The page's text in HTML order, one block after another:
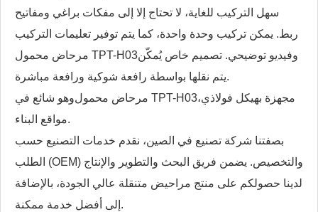
سهل التركيب للغاية، لا تحتاج إلا إلى مفكات براغي ومفاتيح
ربط. يمكن تركيب وحدة واحدة، كما يتم توفير تعليمات التركيب
وفيديو توضيحي. تصميم خاص يُمكّنمرحاض محمول TPT-H03
يتم نقلها بواسطة رافعة شوكية ورافعة مباشرة.
مجهزة بهيكل فولاذي،مرحاض محمول TPT-H03
وهو شائع في
مواقع البناء.
بصفتنا شركة تصنيع في الصين، نقدم خدمات التصنيع حسب
الطلب (OEM) والتخصيص. يضمن فريق البحث والتطوير والإنتاج
لدينا حصولكم على منتج مراحيض متنقلة عالي الجودة، بالإضافة
إلى أفضل خدمة ممكنة.